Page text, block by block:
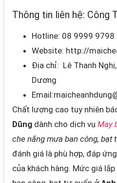
Thông tin liên hệ: Công
Hotline: 08 9999 9798
Website: http://
Địa chỉ: Lê Thanh
Dương
Email:maicheanhdung
Chất lượng cao tuy nhiên
Dũng dành cho dịch vụ May
che nắng mưa ban công, bạt
đánh giá là phù hợp, đáp
của khách hàng. Mức giá